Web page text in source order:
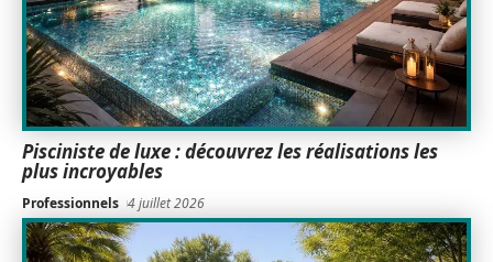
Pisciniste de luxe : découvrez les réalisations les
plus incroyables
Professionnels 4 juillet 2026